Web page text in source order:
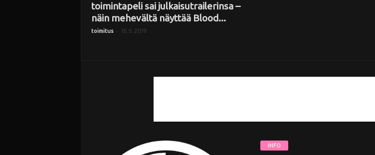
toimintapeli sai julkaisutrailerinsa –
näin mehevältä näyttää Blood...
toimitus - 16.5.2019
INFO